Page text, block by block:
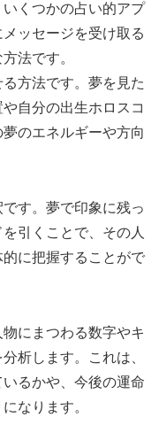
くつかの占い的アプ
ッセージを受け取る
法です。
方法です。夢を見た
自分の出生ホロスコ
のエネルギーや方向
す。夢で印象に残っ
引くことで、その人
に把握することがで
にまつわる数字やキ
析します。これは、
るかや、今後の運命
なります。